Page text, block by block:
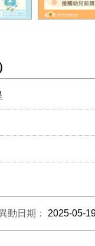
動日期：2025-05-